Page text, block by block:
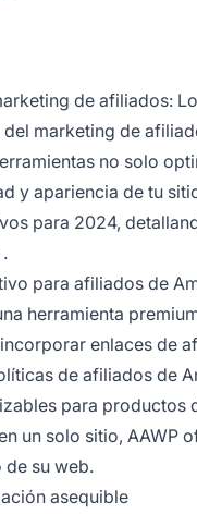
de afiliados:
del marketing de
no solo
y apariencia de tu
para 2024,
.
para afiliados de
herramienta
enlaces de
de afiliados de
para productos
un solo sitio, AAWP
de su web.
asequible